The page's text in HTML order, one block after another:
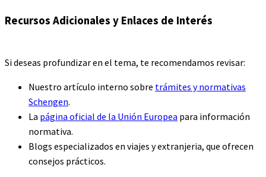
Recursos Adicionales y Enlaces de Interés
Si deseas profundizar en el tema, te recomendamos revisar:
Nuestro artículo interno sobre trámites y normativas
Schengen.
La página oficial de la Unión Europea para información
normativa.
Blogs especializados en viajes y extranjeria, que ofrecen
consejos prácticos.